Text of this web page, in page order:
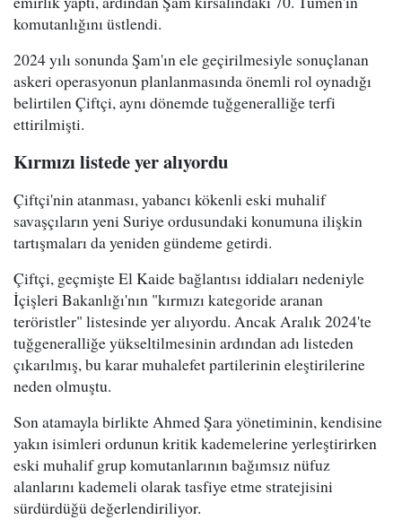
komutanlığını üstlendi.
2024 yılı sonunda Şam'ın ele geçirilmesiyle sonuçlanan
askeri operasyonun planlanmasında önemli rol oynadığı
belirtilen Çiftçi, aynı dönemde tuğgeneralliğe terfi
ettirilmişti.
Kırmızı listede yer alıyordu
Çiftçi'nin atanması, yabancı kökenli eski muhalif
savaşçıların yeni Suriye ordusundaki konumuna ilişkin
tartışmaları da yeniden gündeme getirdi.
Çiftçi, geçmişte El Kaide bağlantısı iddiaları nedeniyle
İçişleri Bakanlığı'nın "kırmızı kategoride aranan
teröristler" listesinde yer alıyordu. Ancak Aralık 2024'te
tuğgeneralliğe yükseltilmesinin ardından adı listeden
çıkarılmış, bu karar muhalefet partilerinin eleştirilerine
neden olmuştu.
Son atamayla birlikte Ahmed Şara yönetiminin, kendisine
yakın isimleri ordunun kritik kademelerine yerleştirirken
eski muhalif grup komutanlarının bağımsız nüfuz
alanlarını kademeli olarak tasfiye etme stratejisini
sürdürdüğü değerlendiriliyor.